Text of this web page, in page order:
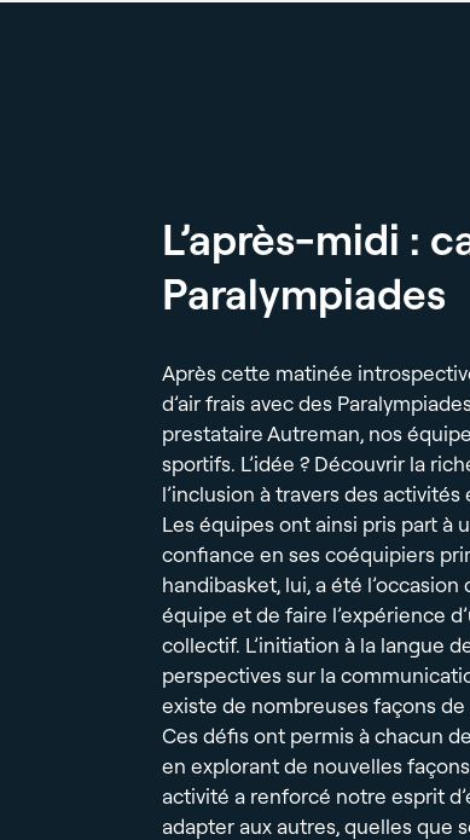
L’après-midi :
Paralympiades
Après cette matinée
d’air frais avec des
prestataire Autreman, nos
sportifs. L’idée ? Découvrir la
l’inclusion à travers des
Les équipes ont ainsi pris part à
confiance en ses coéquipiers
handibasket, lui, a été
équipe et de faire l’expérience
collectif. L’initiation à la langue
perspectives sur la
existe de nombreuses façons
Ces défis ont permis à chacun
en explorant de nouvelles
activité a renforcé notre esprit
adapter aux autres, quelles que